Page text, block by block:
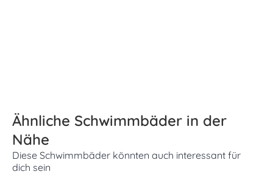
Ähnliche Schwimmbäder in der
Nähe
Diese Schwimmbäder könnten auch interessant für
dich sein